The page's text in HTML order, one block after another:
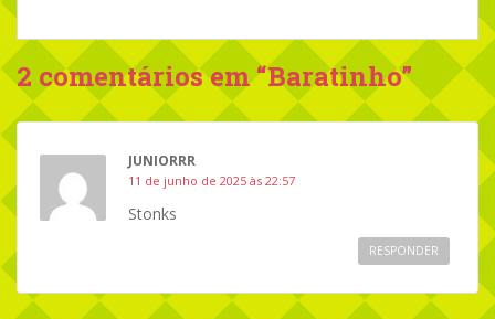
2 comentários em “Baratinho”
JUNIORRR
11 de junho de 2025 às 22:57
Stonks
RESPONDER